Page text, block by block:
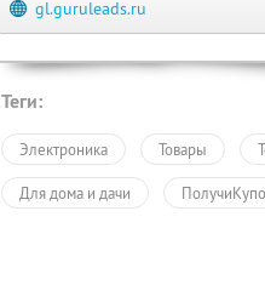
gl.guruleads.ru
Теги:
Электроника Товары
Для дома и дачи